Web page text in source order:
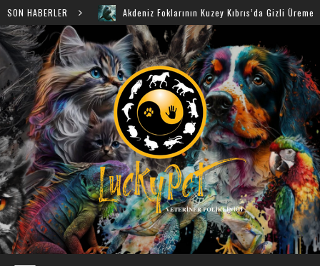
SON HABERLER Akdeniz Foklarının Kuzey Kıbrıs’da Gizli Üreme Mağaraları